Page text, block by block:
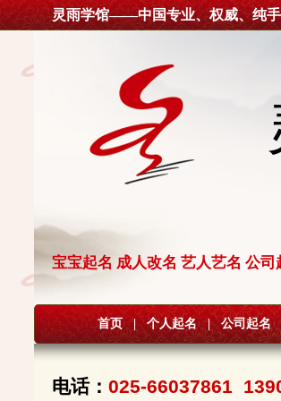
灵雨学馆——中国专业、权威、纯
宝宝起名 成人改名 艺人艺名 公
首页 | 个人起名 | 公司起名
电话： 025-66037861